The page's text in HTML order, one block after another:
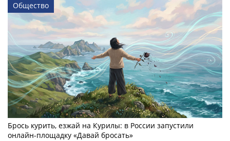
Общество
Брось курить, езжай на Курилы: в России запустили
онлайн-­площадку «Давай бросать»